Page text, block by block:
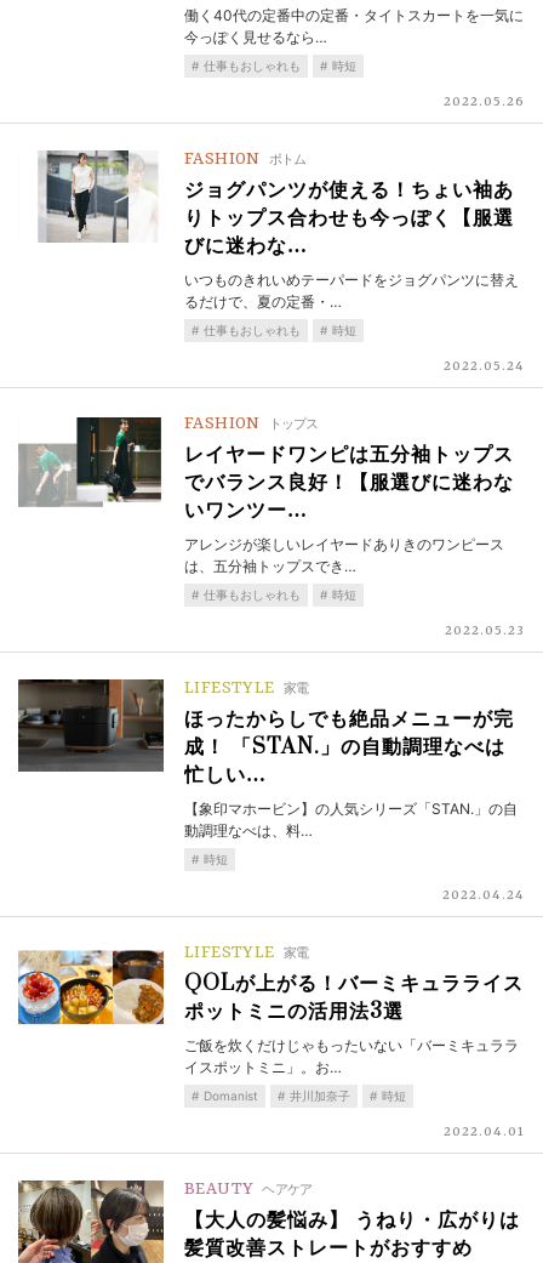
働く40代の定番中の定番・タイトスカートを一気に
今っぽく見せるなら…
仕事もおしゃれも 時短
2022.05.26
FASHION ボトム
ジョグパンツが使える！ちょい袖あ
りトップス合わせも今っぽく【服選
びに迷わな…
いつものきれいめテーパードをジョグパンツに替え
るだけで、夏の定番・…
仕事もおしゃれも 時短
2022.05.24
FASHION トップス
レイヤードワンピは五分袖トップス
でバランス良好！【服選びに迷わな
いワンツー…
アレンジが楽しいレイヤードありきのワンピース
は、五分袖トップスでき…
仕事もおしゃれも 時短
2022.05.23
LIFESTYLE 家電
ほったからしでも絶品メニューが完
成！ 「STAN.」の自動調理なべは
忙しい…
【象印マホービン】の人気シリーズ「STAN.」の自
動調理なべは、料…
時短
2022.04.24
LIFESTYLE 家電
QOLが上がる！バーミキュラライス
ポットミニの活用法3選
ご飯を炊くだけじゃもったいない「バーミキュララ
イスポットミニ」。お…
Domanist 井川加奈子 時短
2022.04.01
BEAUTY ヘアケア
【大人の髪悩み】 うねり・広がりは
髪質改善ストレートがおすすめ